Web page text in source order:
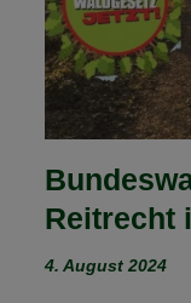
Reitrecht
4. August 2024